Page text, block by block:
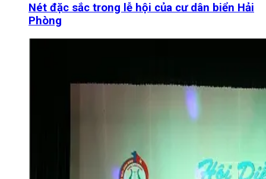
Nét đặc sắc trong lễ hội của cư dân biển Hải
Phòng